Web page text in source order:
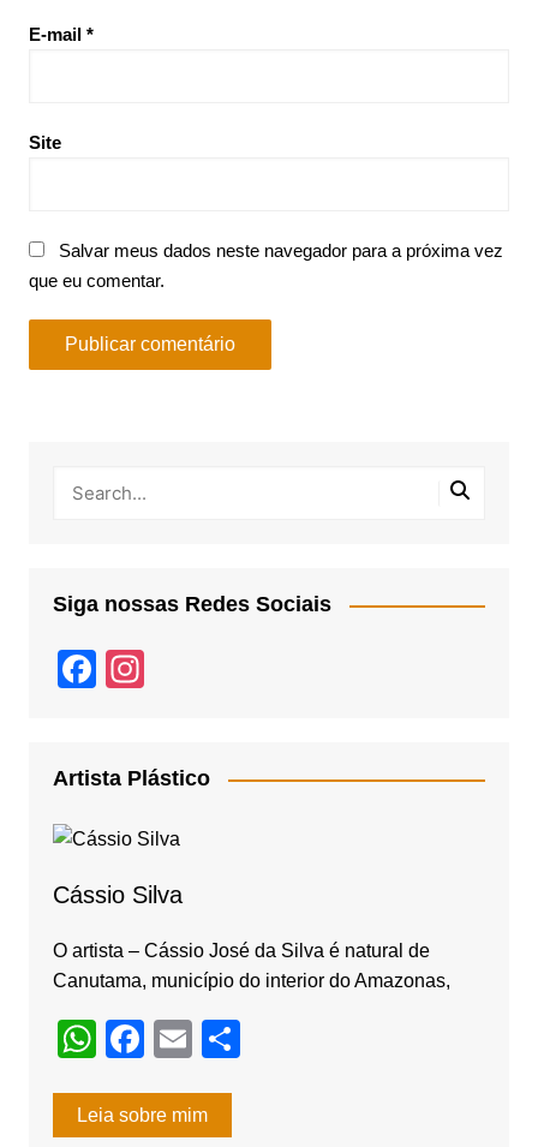
E-mail *
Site
Salvar meus dados neste navegador para a próxima vez
que eu comentar.
Siga nossas Redes Sociais
F
e
o
k
gr
a
Artista Plástico
Cássio Silva
O artista – Cássio José da Silva é natural de
Canutama, município do interior do Amazonas,
W
at
F
c
E
ail
Leia sobre mim